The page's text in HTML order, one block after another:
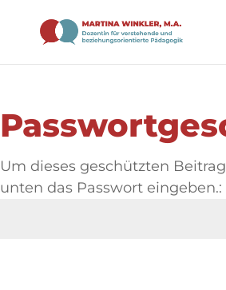
Um dieses geschützten
unten das Passwort eingeben.: